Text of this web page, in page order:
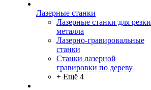
Лазерные станки
Лазерные станки для резки
металла
Лазерно-гравировальные
станки
Станки лазерной
гравировки по дереву
+ Ещё 4